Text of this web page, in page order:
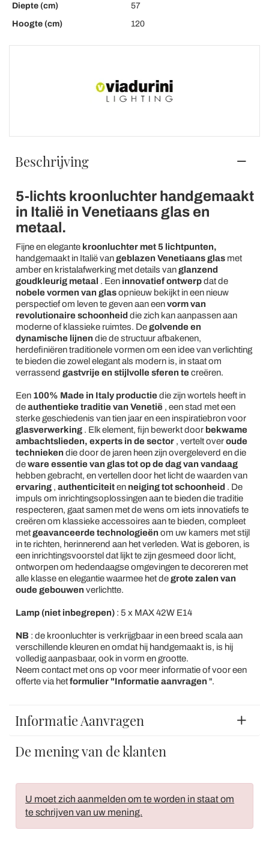
Diepte (cm)
57
Hoogte (cm)
120
Beschrijving
5-lichts kroonluchter handgemaakt
in Italië in Venetiaans glas en
metaal.
Fijne en elegante kroonluchter met 5 lichtpunten,
handgemaakt in Italië vangeblazen Venetiaans glasmet
amber en kristalafwerking met details vanglanzend
goudkleurig metaal . Een innovatief ontwerpdat de
nobele vormen van glasopnieuw bekijkt in een nieuw
perspectief om leven te geven aan eenvorm van
revolutionaire schoonheid die zich kan aanpassen aan
moderne of klassieke ruimtes. Degolvende en
dynamische lijnen die de structuur afbakenen,
herdefiniëren traditionele vormen om een idee van verlichting
te bieden die zowel elegant als modern is, in staat om
verrassend gastvrije en stijlvolle sferen tecreëren.
Een 100% Made in Italy productiedie zijn wortels heeft in
deauthentieke traditie van Venetië, een stad met een
sterke geschiedenis van tien jaar en een inspiratiebron voor
glasverwerking. Elk element, fijn bewerkt door bekwame
ambachtslieden, experts in de sector, vertelt overoude
technieken die door de jaren heen zijn overgeleverd en die
deware essentie van glas tot op de dag van vandaag
hebben gebracht, en vertellen door het licht de waarden van
ervaring, authenticiteiten neiging tot schoonheid . De
impuls om inrichtingsoplossingen aan te bieden die traditie
respecteren, gaat samen met de wens om iets innovatiefs te
creëren om klassieke accessoires aan te bieden, compleet
metgeavanceerde technologieën om uw kamers met stijl
in te richten, herinnerend aan het verleden. Wat is geboren, is
een inrichtingsvoorstel dat lijkt te zijn gesmeed door licht,
ontworpen om hedendaagse omgevingen te decoreren met
alle klasse en elegantie waarmee het degrote zalen van
oude gebouwen verlichtte.
Lamp (niet inbegrepen): 5 x MAX 42W E14
NB: de kroonluchter is verkrijgbaar in een breed scala aan
verschillende kleuren en omdat hij handgemaakt is, is hij
volledig aanpasbaar, ook in vorm en grootte.
Neem contact met ons op voor meer informatie of voor een
offerte via hetformulier "Informatie aanvragen ".
Informatie Aanvragen
De mening van de klanten
U moet zich aanmelden om te worden in staat om
te schrijven van uw mening.